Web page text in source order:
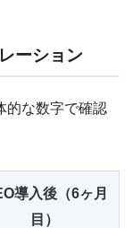
ーション
的な数字で確認
導入後（6ヶ月
目）